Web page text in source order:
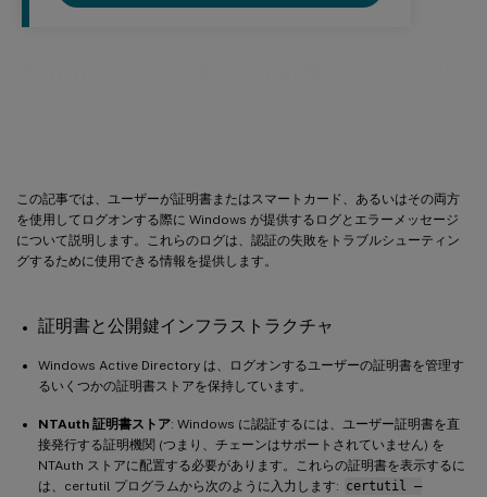
この記事では、ユーザーが証明書またはスマートカード、あるいはその両方
を使用してログオンする際に Windows が提供するログとエラーメッセージ
について説明します。これらのログは、認証の失敗をトラブルシューティン
グするために使用できる情報を提供します。
証明書と公開鍵インフラストラクチャ
Windows Active Directory は、ログオンするユーザーの証明書を管理す
るいくつかの証明書ストアを保持しています。
NTAuth 証明書ストア: Windows に認証するには、ユーザー証明書を直
接発行する証明機関 (つまり、チェーンはサポートされていません) を
NTAuth ストアに配置する必要があります。これらの証明書を表示するに
は、certutil プログラムから次のように入力します: certutil –